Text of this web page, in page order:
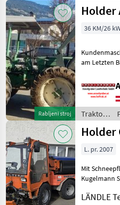
motorji /
Holder
Rabljeni stroj
Holder
36 KM/26
am Letzten Bild 25
Kontaktieren Traktor
Standardni
Traktor /
Holder
Holder
L. pr. 2007
Mit
Kugelmann
Allradantrieb,
LÄNDLE